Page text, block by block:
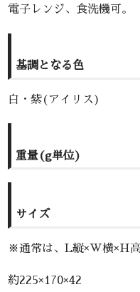
電子レンジ、食洗機可。
基調となる色
白・紫(アイリス)
重量(g単位)
サイズ
※通常は、L縦×W横×H
約225×170×42